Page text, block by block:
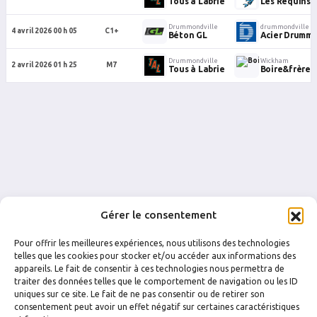
Gérer le consentement
Pour offrir les meilleures expériences, nous utilisons des technologies
telles que les cookies pour stocker et/ou accéder aux informations des
appareils. Le fait de consentir à ces technologies nous permettra de
traiter des données telles que le comportement de navigation ou les ID
uniques sur ce site. Le fait de ne pas consentir ou de retirer son
consentement peut avoir un effet négatif sur certaines caractéristiques
4 avril 2026 00 h 05 C1+
Drummondville
Béton GL
drummondville
Acier
2 avril 2026 01 h 25 M7
Drummondville
Tous à Labrie
Wickham
Boire&frères
FACEBOOK INSTAGRAM